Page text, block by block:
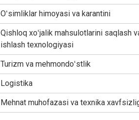
Oʻsimliklar himoyasi va karantini
Qishloq xoʻjalik mahsulotlarini saqlash
ishlash texnologiyasi
Turizm va mehmondoʻstlik
Logistika
Mehnat muhofazasi va texnika